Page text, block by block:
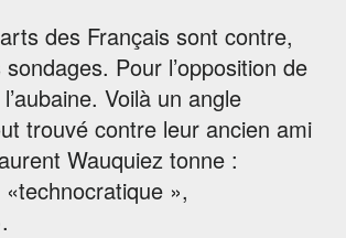
des Français sont contre,
Pour l’opposition de
Voilà un angle
trouvé contre leur ancien ami
Wauquiez tonne :
»,